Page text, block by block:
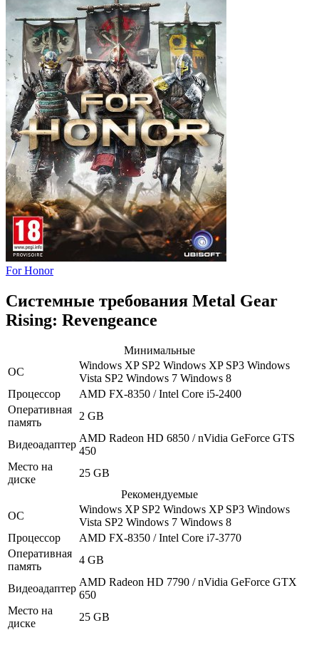
For Honor
Системные требования Metal Gear
Rising: Revengeance
Минимальные
ОС
Windows XP SP2 Windows XP SP3 Windows
Vista SP2 Windows 7 Windows 8
Процессор
AMD FX-8350 / Intel Core i5-2400
Оперативная
память
2 GB
Видеоадаптер
AMD Radeon HD 6850 / nVidia GeForce GTS
450
Место на
диске
25 GB
Рекомендуемые
ОС
Windows XP SP2 Windows XP SP3 Windows
Vista SP2 Windows 7 Windows 8
Процессор
AMD FX-8350 / Intel Core i7-3770
Оперативная
память
4 GB
Видеоадаптер
AMD Radeon HD 7790 / nVidia GeForce GTX
650
Место на
диске
25 GB